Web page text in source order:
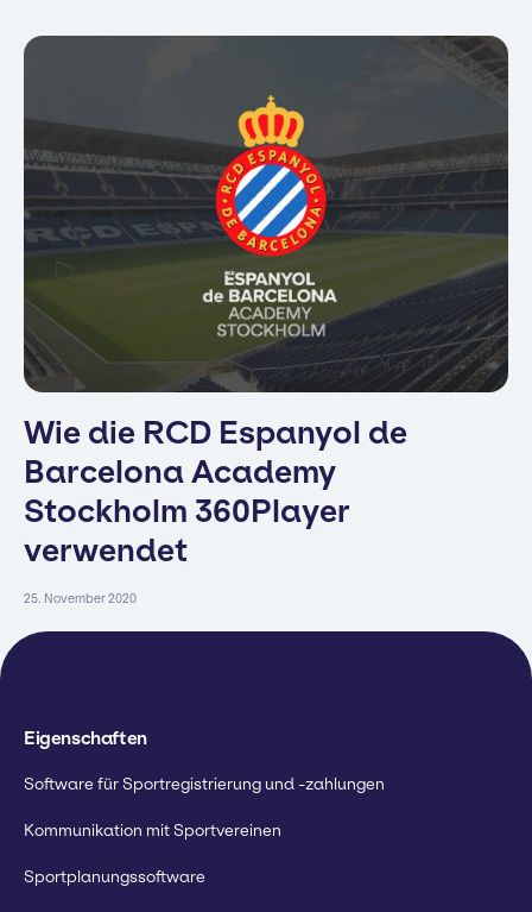
Wie die RCD Espanyol de
Barcelona Academy
Stockholm 360Player
verwendet
25. November 2020
Eigenschaften
Software für Sportregistrierung und -zahlungen
Kommunikation mit Sportvereinen
Sportplanungssoftware